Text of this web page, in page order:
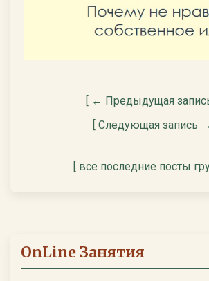
[ ← Предыдущая
[ Следующая запись
[ все последние посты
OnLine Занятия